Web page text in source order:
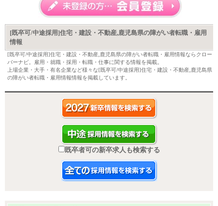
[既卒可/中途採用]住宅・建設・不動産,鹿児島県の障がい者転職・雇用
情報
[既卒可/中途採用]住宅・建設・不動産,鹿児島県の障がい者転職・雇用情報ならクロー
バーナビ。雇用・就職・採用・転職・仕事に関する情報を掲載。
上場企業・大手・有名企業など様々な[既卒可/中途採用]住宅・建設・不動産,鹿児島県
の障がい者転職・雇用情報情報を掲載しています。
既卒者可の新卒求人も検索する